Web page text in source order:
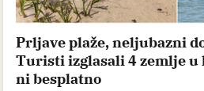
Prljave plaže, neljubazni
Turisti izglasali 4 zemlje u
ni besplatno